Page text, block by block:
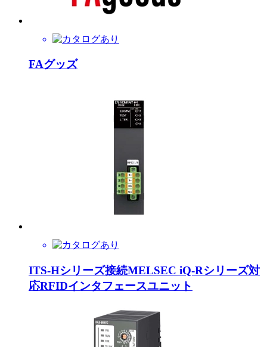
FAグッズ
ITS-Hシリーズ接続MELSEC iQ-Rシリーズ対
応RFIDインタフェースユニット